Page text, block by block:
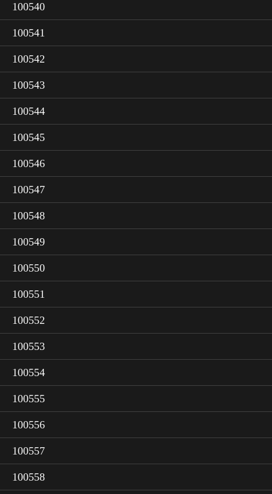
100540
100541
100542
100543
100544
100545
100546
100547
100548
100549
100550
100551
100552
100553
100554
100555
100556
100557
100558